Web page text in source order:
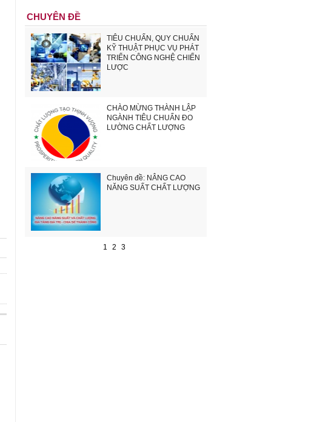
CHUYÊN ĐỀ
TIÊU CHUẨN, QUY CHUẨN
KỸ THUẬT PHỤC VỤ PHÁT
TRIỂN CÔNG NGHỆ CHIẾN
LƯỢC
CHÀO MỪNG THÀNH LẬP
NGÀNH TIÊU CHUẨN ĐO
LƯỜNG CHẤT LƯỢNG
Chuyên đề: NÂNG CAO
NĂNG SUẤT CHẤT LƯỢNG
1 2 3